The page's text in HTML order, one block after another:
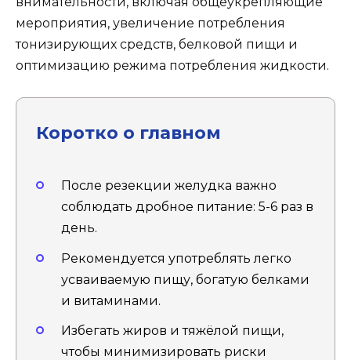
мероприятия, увеличение потребления
тонизирующих средств, белковой пищи и
оптимизацию режима потребления жидкости.
Коротко о главном
После резекции желудка важно
соблюдать дробное питание: 5-6 раз в
день.
Рекомендуется употреблять легко
усваиваемую пищу, богатую белками
и витаминами.
Избегать жиров и тяжёлой пищи,
чтобы минимизировать риски